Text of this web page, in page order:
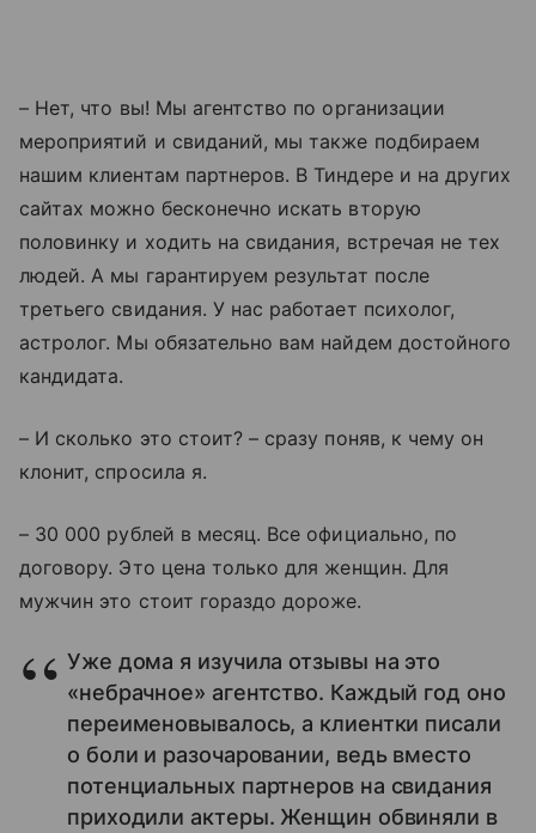
– Нет, что вы! Мы агентство по организации
мероприятий и свиданий, мы также подбираем
нашим клиентам партнеров. В Тиндере и на других
сайтах можно бесконечно искать вторую
половинку и ходить на свидания, встречая не тех
людей. А мы гарантируем результат после
третьего свидания. У нас работает психолог,
астролог. Мы обязательно вам найдем достойного
кандидата.
– И сколько это стоит? – сразу поняв, к чему он
клонит, спросила я.
– 30 000 рублей в месяц. Все официально, по
договору. Это цена только для женщин. Для
мужчин это стоит гораздо дороже.
Уже дома я изучила отзывы на это
«небрачное» агентство. Каждый год оно
переименовывалось, а клиентки писали
о боли и разочаровании, ведь вместо
потенциальных партнеров на свидания
приходили актеры. Женщин обвиняли в